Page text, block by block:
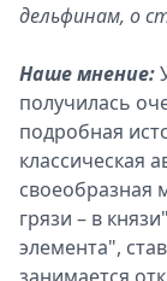
дельфинам, о
Наше мнение:
получилась
подробная
классическая
своеобразная
грязи – в
элемента",